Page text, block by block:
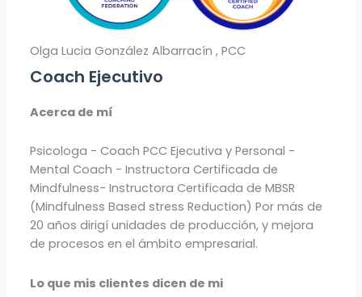
Olga Lucia González Albarracín , PCC
Coach Ejecutivo
Acerca de mí
Psicologa - Coach PCC Ejecutiva y Personal -
Mental Coach - Instructora Certificada de
Mindfulness- Instructora Certificada de MBSR
(Mindfulness Based stress Reduction) Por más de
20 años dirigí unidades de producción, y mejora
de procesos en el ámbito empresarial.
Lo que mis clientes dicen de mi